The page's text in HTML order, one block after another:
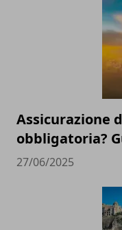
Assicurazione
obbligatoria?
27/06/2025